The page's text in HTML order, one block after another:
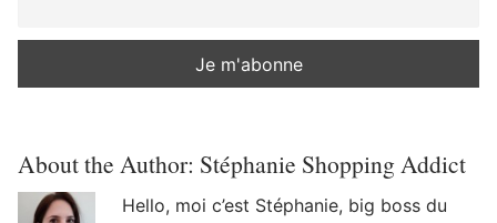
About the Author: Stéphanie Shopping Addict
Hello, moi c’est Stéphanie, big boss du